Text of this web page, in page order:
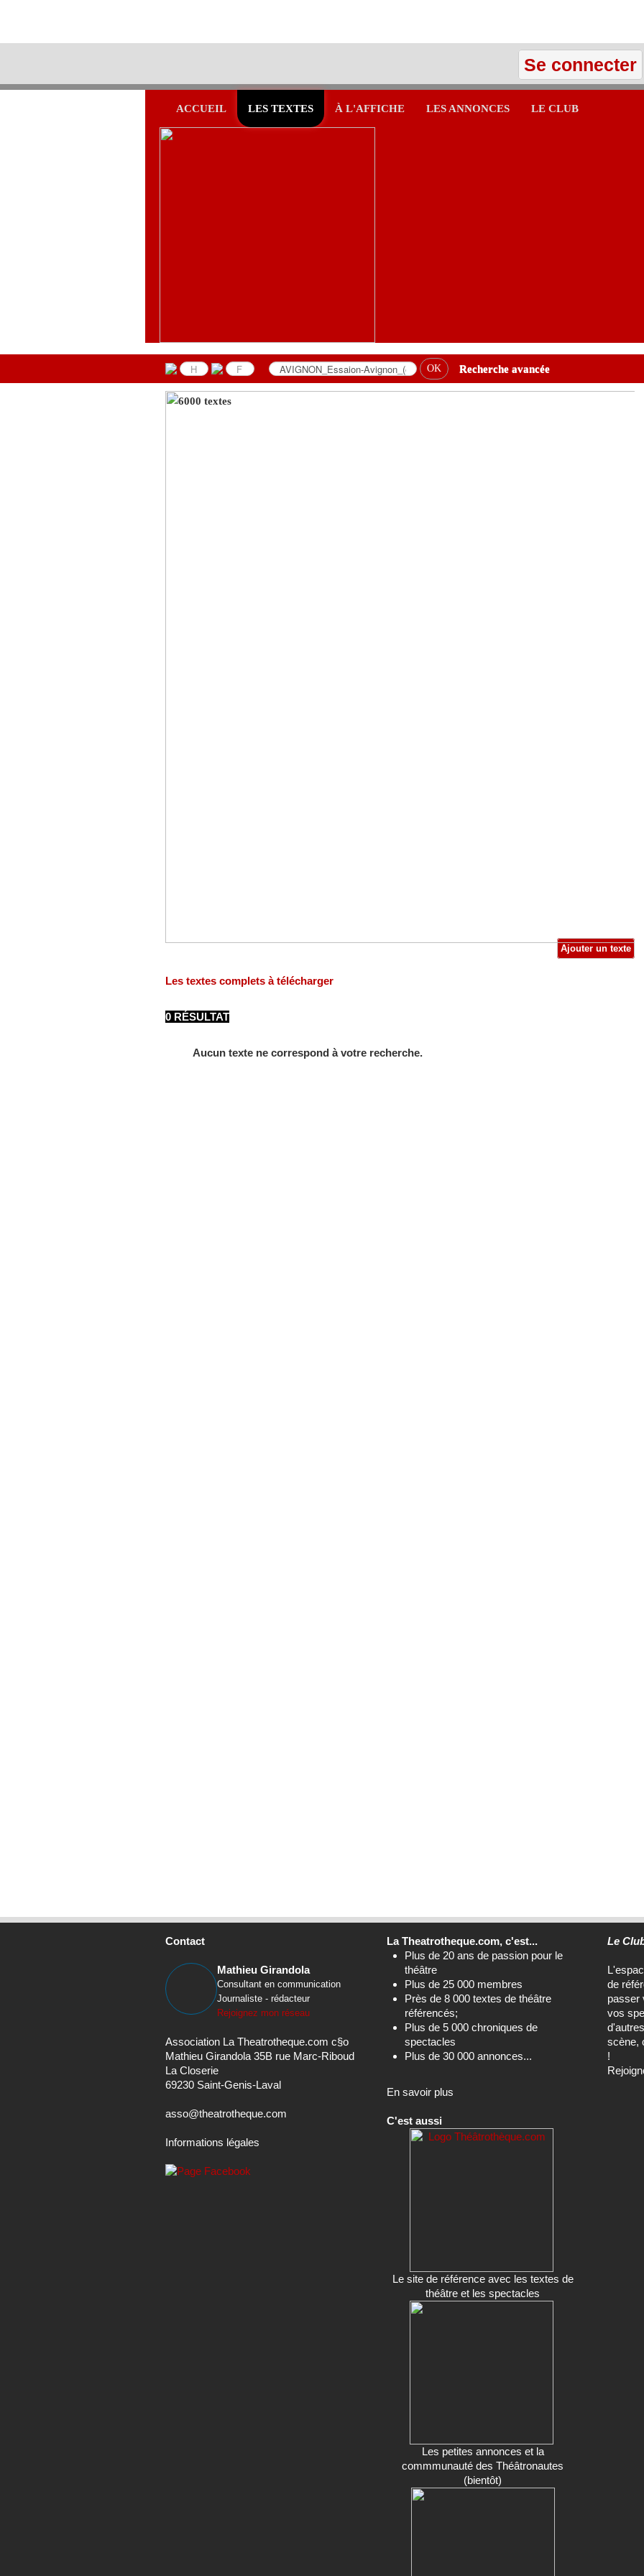
Se connecter
ACCUEIL LES TEXTES À L'AFFICHE LES ANNONCES LE CLUB
Recherche avancée
Ajouter un texte
Les textes complets à télécharger
0 RÉSULTAT
Aucun texte ne correspond à votre recherche.
Contact
Mathieu Girandola
Consultant en communication
Journaliste - rédacteur
Rejoignez mon réseau
Association La Theatrotheque.com c§o
Mathieu Girandola 35B rue Marc-Riboud
La Closerie
69230 Saint-Genis-Laval
asso@theatrotheque.com
Informations légales
La Theatrotheque.com, c'est...
Plus de 20 ans de passion pour le
théâtre
Plus de 25 000 membres
Près de 8 000 textes de théâtre
référencés;
Plus de 5 000 chroniques de
spectacles
Plus de 30 000 annonces...
En savoir plus
C'est aussi
Le site de référence avec les textes de
théâtre et les spectacles
Les petites annonces et la
commmunauté des Théâtronautes
(bientôt)
Le
de
passer
vos
scène,
!